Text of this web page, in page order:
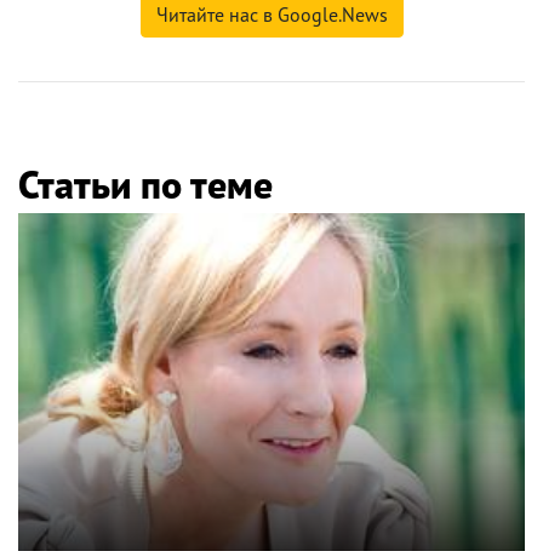
Читайте нас в Google.News
Статьи по теме